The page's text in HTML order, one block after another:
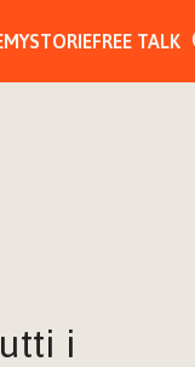
STORIEFREE TALK
i